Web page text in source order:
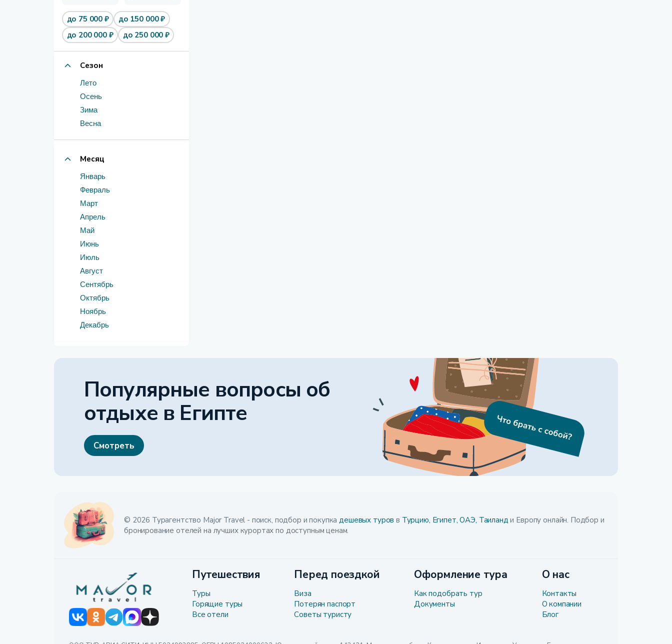
до 75 000 ₽
до 150 000 ₽
до 200 000 ₽
до 250 000 ₽
Сезон
Лето
Осень
Зима
Весна
Месяц
Январь
Февраль
Март
Апрель
Май
Июнь
Июль
Август
Сентябрь
Октябрь
Ноябрь
Декабрь
Популярные вопросы об
отдыхе в Египте
Смотреть
© 2026 Турагентство Major Travel - поиск, подбор и покупкадешевых туров в Турцию, Египет, ОАЭ, Таиланд и Европу онлайн. Подбор и
бронирование отелей на лучших курортах по доступным ценам.
Путешествия
Туры
Горящие туры
Все отели
Перед поездкой
Виза
Потерян паспорт
Советы туристу
Оформление тура
Как подобрать тур
Документы
О нас
Контакты
О компании
Блог